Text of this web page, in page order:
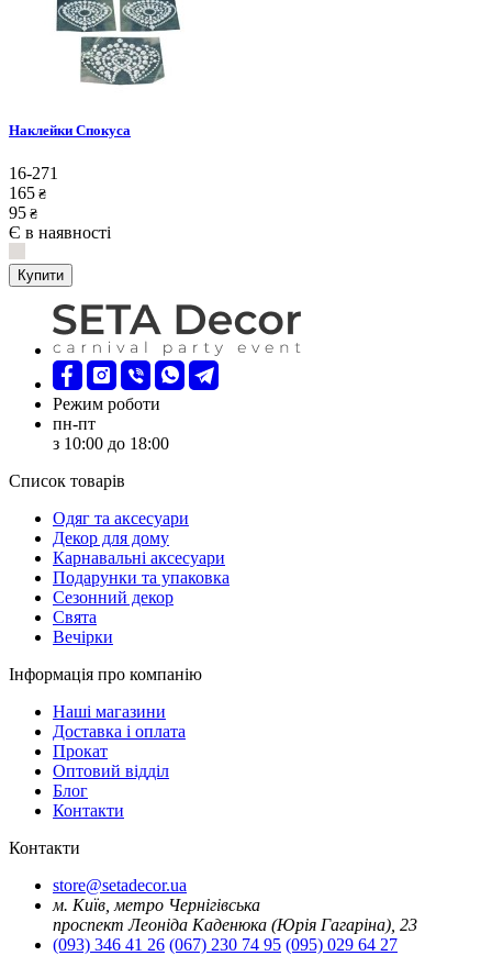
Наклейки Спокуса
16-271
165 ₴
95 ₴
Є в наявності
Купити
Режим роботи
пн-пт
з 10:00 до 18:00
Список товарів
Oдяг та аксесуари
Декор для дому
Карнавальні аксесуари
Подарунки та упаковка
Сезонний декор
Свята
Вечірки
Інформація про компанію
Наші магазини
Доставка і оплата
Прокат
Оптовий відділ
Блог
Контакти
Контакти
store@setadecor.ua
м. Київ, метро Чернігівська
проспект Леоніда Каденюка (Юрія Гагаріна), 23
(093) 346 41 26 (067) 230 74 95 (095) 029 64 27